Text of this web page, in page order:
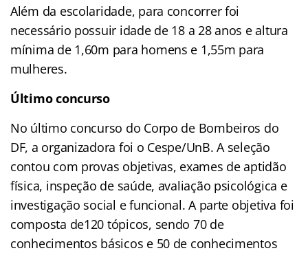
Além da escolaridade, para concorrer foi
necessário possuir idade de 18 a 28 anos e altura
mínima de 1,60m para homens e 1,55m para
mulheres.
Último concurso
No último concurso do Corpo de Bombeiros do
DF, a organizadora foi o Cespe/UnB. A seleção
contou com provas objetivas, exames de aptidão
física, inspeção de saúde, avaliação psicológica e
investigação social e funcional. A parte objetiva foi
composta de120 tópicos, sendo 70 de
conhecimentos básicos e 50 de conhecimentos